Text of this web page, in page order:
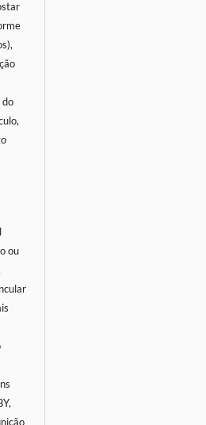
do
ou